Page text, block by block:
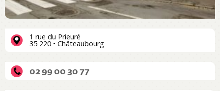
1 rue du Prieuré
35 220 • Châteaubourg
02 99 00 30 77